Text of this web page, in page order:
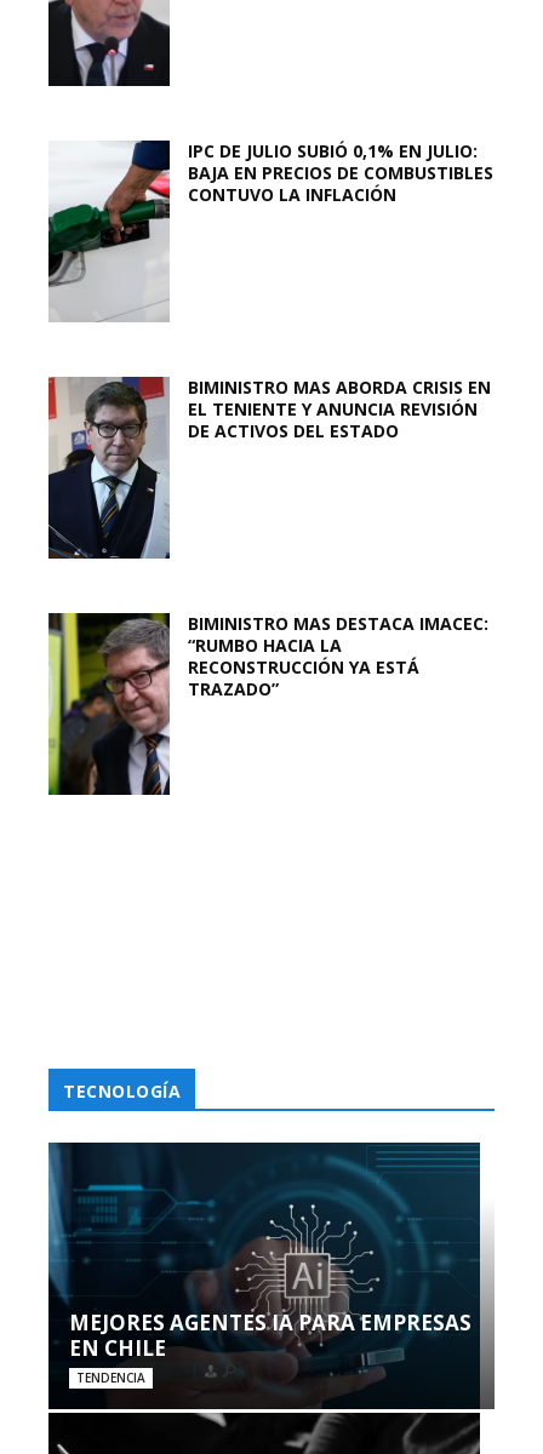
IPC DE JULIO SUBIÓ 0,1% EN JULIO:
BAJA EN PRECIOS DE COMBUSTIBLES
CONTUVO LA INFLACIÓN
BIMINISTRO MAS ABORDA CRISIS EN
EL TENIENTE Y ANUNCIA REVISIÓN
DE ACTIVOS DEL ESTADO
BIMINISTRO MAS DESTACA IMACEC:
“RUMBO HACIA LA
RECONSTRUCCIÓN YA ESTÁ
TRAZADO”
TECNOLOGÍA
MEJORES AGENTES IA PARA EMPRESAS
EN CHILE
TENDENCIA